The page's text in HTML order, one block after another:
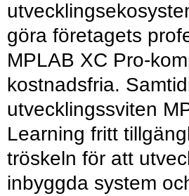
göra företagets
MPLAB XC Pro-
kostnadsfria.
utvecklingssviten
Learning fritt
tröskeln för att
inbyggda system